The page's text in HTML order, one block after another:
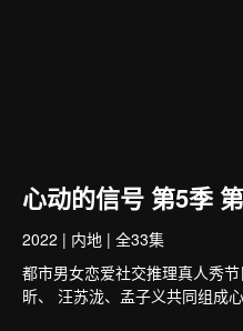
心动的信号 第5季
2022 | 内地 | 全33集
都市男女恋爱社交推理真人秀
昕、 汪苏泷、孟子义共同组成